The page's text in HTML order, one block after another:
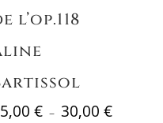
l’op.118
€ – 30,00€Plage